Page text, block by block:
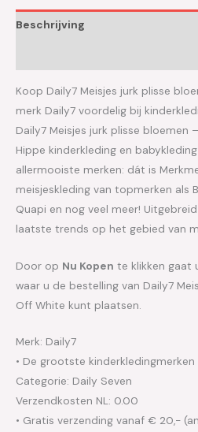
Beschrijving
Koop Daily7 Meisjes jurk plisse
merk Daily7 voordelig bij
Daily7 Meisjes jurk plisse bloemen
Hippe kinderkleding en
allermooiste merken: dát is
meisjeskleding van topmerken als
Quapi en nog veel meer!
laatste trends op het gebied van
Door op Nu Kopen te klikken gaat
waar u de bestelling van Daily7
Off White kunt plaatsen.
Merk: Daily7
• De grootste
Categorie: Daily Seven
Verzendkosten NL: 0.00
• Gratis verzending vanaf € 20,-